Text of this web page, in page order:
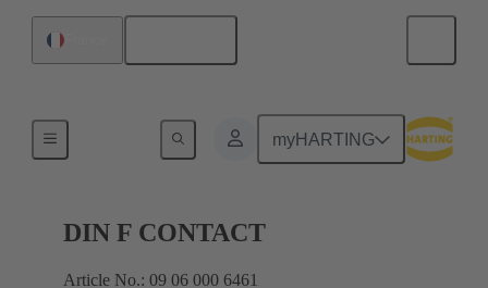
myHARTING
DIN F CONTACT
Article No.: 09 06 000 6461